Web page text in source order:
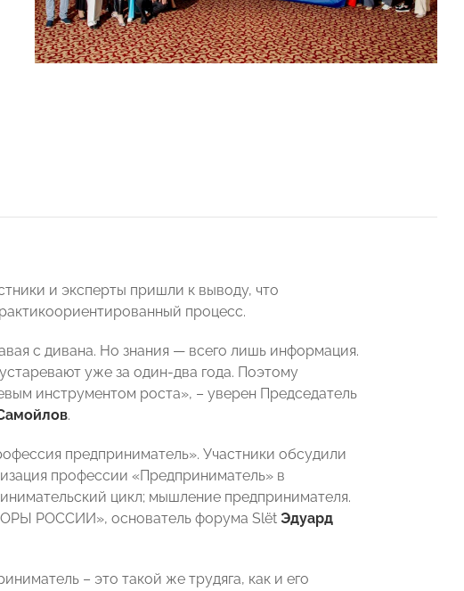
и эксперты пришли к выводу, что
процесс.
с дивана. Но знания — всего лишь информация.
уже за один-два года. Поэтому
инструментом роста», – уверен Председатель
.
предприниматель». Участники обсудили
профессии «Предприниматель» в
цикл; мышление предпринимателя.
РОССИИ», основатель форума Slёt Эдуард
– это такой же трудяга, как и его